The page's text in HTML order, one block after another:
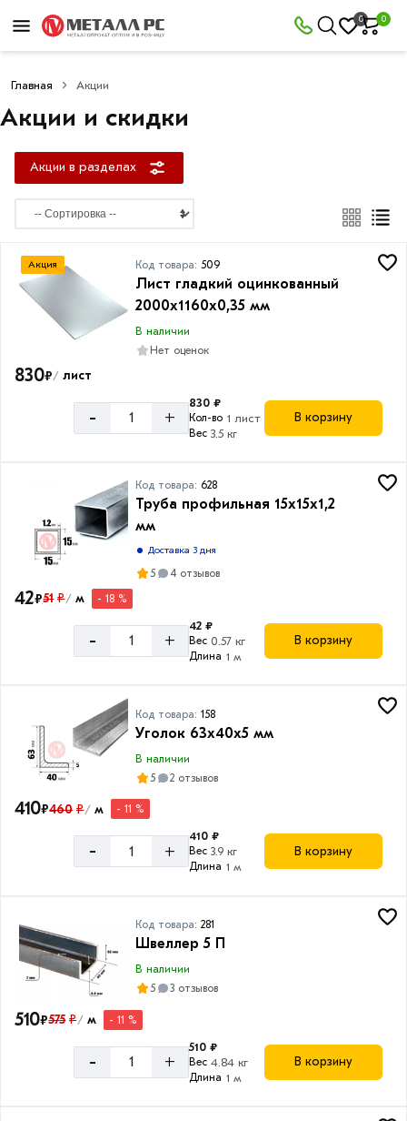
0 0
Главная Акции
Акции и скидки
Акции в разделах
Акции
в
×
Арматура
по
акции:
34
Арматура
А3
Товаров
акции:
гладкая
Катанка
Товаров
по
акции:
Арматура
композитная
Труба
профильная
Товаров
акции:
акции:
55
Труба
прямоугольная
Товаров
Акция Код товара: 509
Лист гладкий оцинкованный
2000х1160х0,35 мм
В наличии
Нет оценок
830₽/ лист
- +
830 ₽
Кол-во 1 лист
Вес 3.5 кг
В корзину
Код товара: 628
Труба профильная 15x15x1,2
мм
Доставка 3 дня
5 4 отзывов
42₽51 ₽/ м - 18 %
- +
42 ₽
Вес 0.57 кг
Длина 1 м
В корзину
Код товара: 158
Уголок 63х40х5 мм
В наличии
5
2 отзывов
410₽460 ₽/ м - 11 %
- +
410 ₽
Вес 3.9 кг
Длина 1 м
В корзину
Код товара:281
Швеллер 5 П
В наличии
5
3 отзывов
510₽575 ₽/ м - 11 %
- +
510 ₽
Вес 4.84 кг
Длина 1 м
В корзину